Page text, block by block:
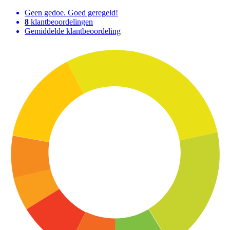
Geen gedoe. Goed geregeld!
8 klantbeoordelingen
Gemiddelde klantbeoordeling